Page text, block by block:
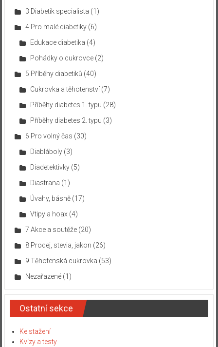
3 Diabetik specialista (1)
4 Pro malé diabetiky(6)
Edukace diabetika (4)
Pohádky o cukrovce(2)
5 Příběhy diabetiků (40)
Cukrovka a těhotenství(7)
Příběhy diabetes 1. typu (28)
Příběhy diabetes 2. typu (3)
6 Pro volný čas (30)
Diabláboly(3)
Diadetektivky(5)
Diastrana (1)
Úvahy, básně(17)
Vtipy a hoax (4)
7 Akce a soutěže(20)
8 Prodej, stevia, jakon (26)
9 Těhotenská cukrovka (53)
Nezařazené(1)
Ostatní sekce
Ke stažení
Kvízy a testy